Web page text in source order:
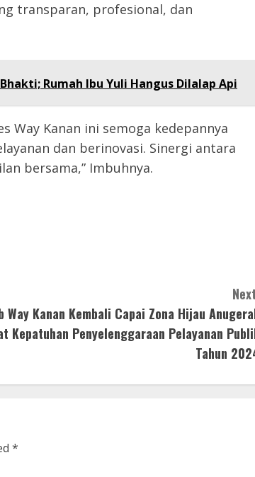
transparan, profesional, dan
Rumah Ibu Yuli Hangus Dilalap Api
Kanan ini semoga kedepannya
dan berinovasi. Sinergi antara
bersama,” Imbuhnya.
Way Kanan Kembali Capai Zona Hijau
Kepatuhan Penyelenggaraan Pelayanan
Tahun
*